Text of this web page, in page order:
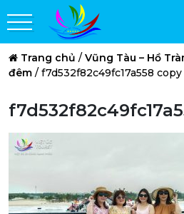
Trang chủ / Vũng Tàu – Hồ
đêm / f7d532f82c49fc17a558 copy